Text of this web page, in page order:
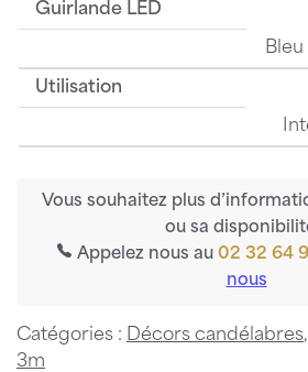
Guirlande LED
Utilisation
Vous souhaitez plus
ou sa
Appelez nous au 02 32 64
nous
Catégories : Décors candélabres,
3m